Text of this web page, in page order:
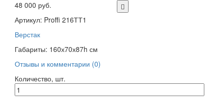
48 000 руб.
Артикул: Proffi 216ТТ1
Верстак
Габариты: 160х70х87h см
Отзывы и комментарии (0)
Количество, шт.